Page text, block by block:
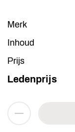
Merk
Inhoud
Prijs
Ledenprijs